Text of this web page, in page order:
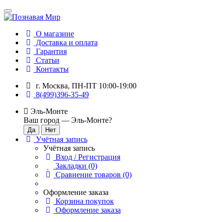
О магазине
Доставка и оплата
Гарантия
Статьи
Контакты
г. Москва, ПН-ПТ 10:00-19:00
8(499)396-35-49
Эль-Монте
Ваш город — Эль-Монте?
Учётная запись
Учётная запись
Вход / Регистрация
Закладки (0)
Сравнение товаров (0)
Оформление заказа
Корзина покупок
Оформление заказа